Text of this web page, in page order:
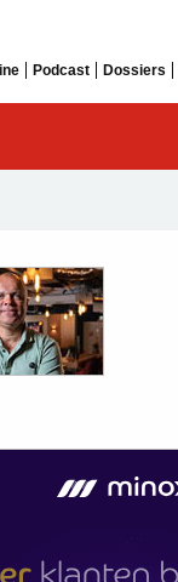
Podcast Dossiers